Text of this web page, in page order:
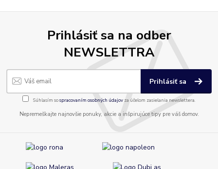
Prihlásiť sa na odber
NEWSLETTRA
Prihlásiť sa
Súhlasím sospracovaním osobných údajov za účelom zasielania newslettera.
Nepremeškajte najnovšie ponuky, akcie a inšpirujúce tipy pre váš domov.